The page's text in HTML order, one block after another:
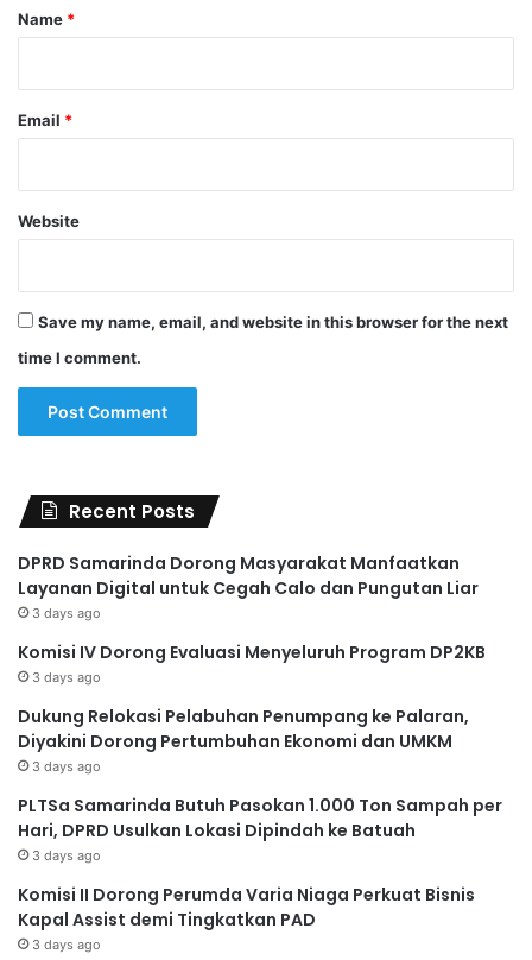
*
Name *
Email *
Website
Save my name, email, and website in this browser for the next
time I comment.
Recent Posts
DPRD Samarinda Dorong Masyarakat Manfaatkan
Layanan Digital untuk Cegah Calo dan Pungutan Liar
3 days ago
Komisi IV Dorong Evaluasi Menyeluruh Program DP2KB
3 days ago
Dukung Relokasi Pelabuhan Penumpang ke Palaran,
Diyakini Dorong Pertumbuhan Ekonomi dan UMKM
3 days ago
PLTSa Samarinda Butuh Pasokan 1.000 Ton Sampah per
Hari, DPRD Usulkan Lokasi Dipindah ke Batuah
3 days ago
Komisi II Dorong Perumda Varia Niaga Perkuat Bisnis
Kapal Assist demi Tingkatkan PAD
3 days ago